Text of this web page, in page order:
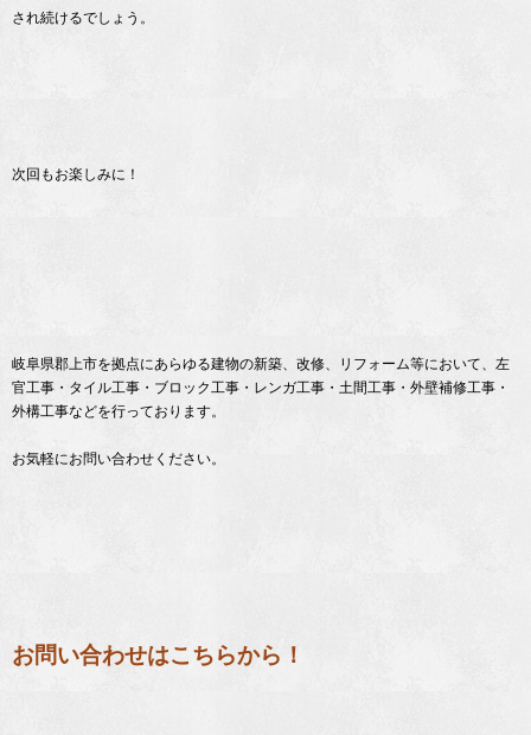
され続けるでしょう。
次回もお楽しみに！
岐阜県郡上市を拠点にあらゆる建物の新築、改修、リフォーム等において、左
官工事・タイル工事・ブロック工事・レンガ工事・土間工事・外壁補修工事・
外構工事などを行っております。
お気軽にお問い合わせください。
お問い合わせはこちらから！